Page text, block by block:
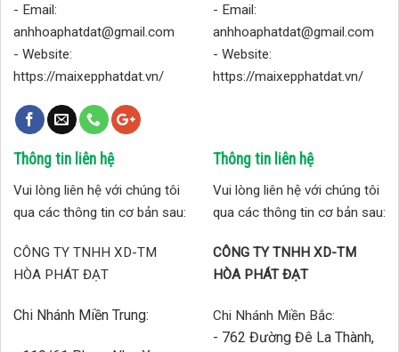
- Email:
anhhoaphatdat@gmail.com
- Website:
https://maixepphatdat.vn/
- Email:
anhhoaphatdat@gmail.com
- Website:
https://maixepphatdat.vn/
Thông tin liên hệ
Vui lòng liên hệ với chúng tôi
qua các thông tin cơ bản sau:
CÔNG TY TNHH XD-TM
HÒA PHÁT ĐẠT
Chi Nhánh Miền Trung:
Thông tin liên hệ
Vui lòng liên hệ với chúng tôi
qua các thông tin cơ bản sau:
CÔNG TY TNHH XD-TM
HÒA PHÁT ĐẠT
Chi Nhánh Miền Bắc:
- 762 Đường Đê La Thành,